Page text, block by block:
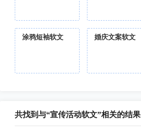
涂鸦短袖软文 婚庆文案软文
共找到与“宣传活动软文”相关的结果